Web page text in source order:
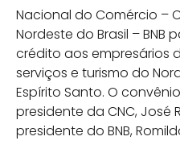
Nacional do Comércio –
Nordeste do Brasil – BNB
crédito aos empresários
serviços e turismo do
Espírito Santo. O
presidente da CNC, José
presidente do BNB,